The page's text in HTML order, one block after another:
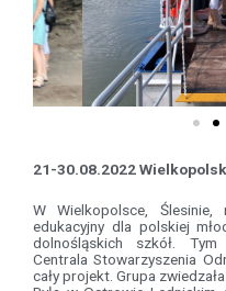
21-30.08.2022
W Wielkopolsce,
edukacyjny dla polskiej
dolnośląskich szkół. Tym
Centrala Stowarzyszenia
cały projekt. Grupa